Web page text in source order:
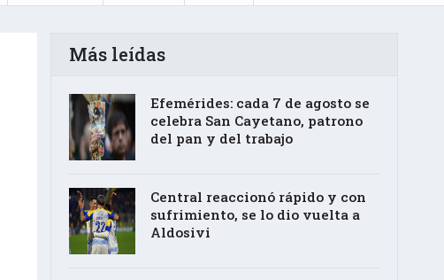
Más leídas
Efemérides: cada 7 de agosto se
celebra San Cayetano, patrono
del pan y del trabajo
Central reaccionó rápido y con
sufrimiento, se lo dio vuelta a
Aldosivi